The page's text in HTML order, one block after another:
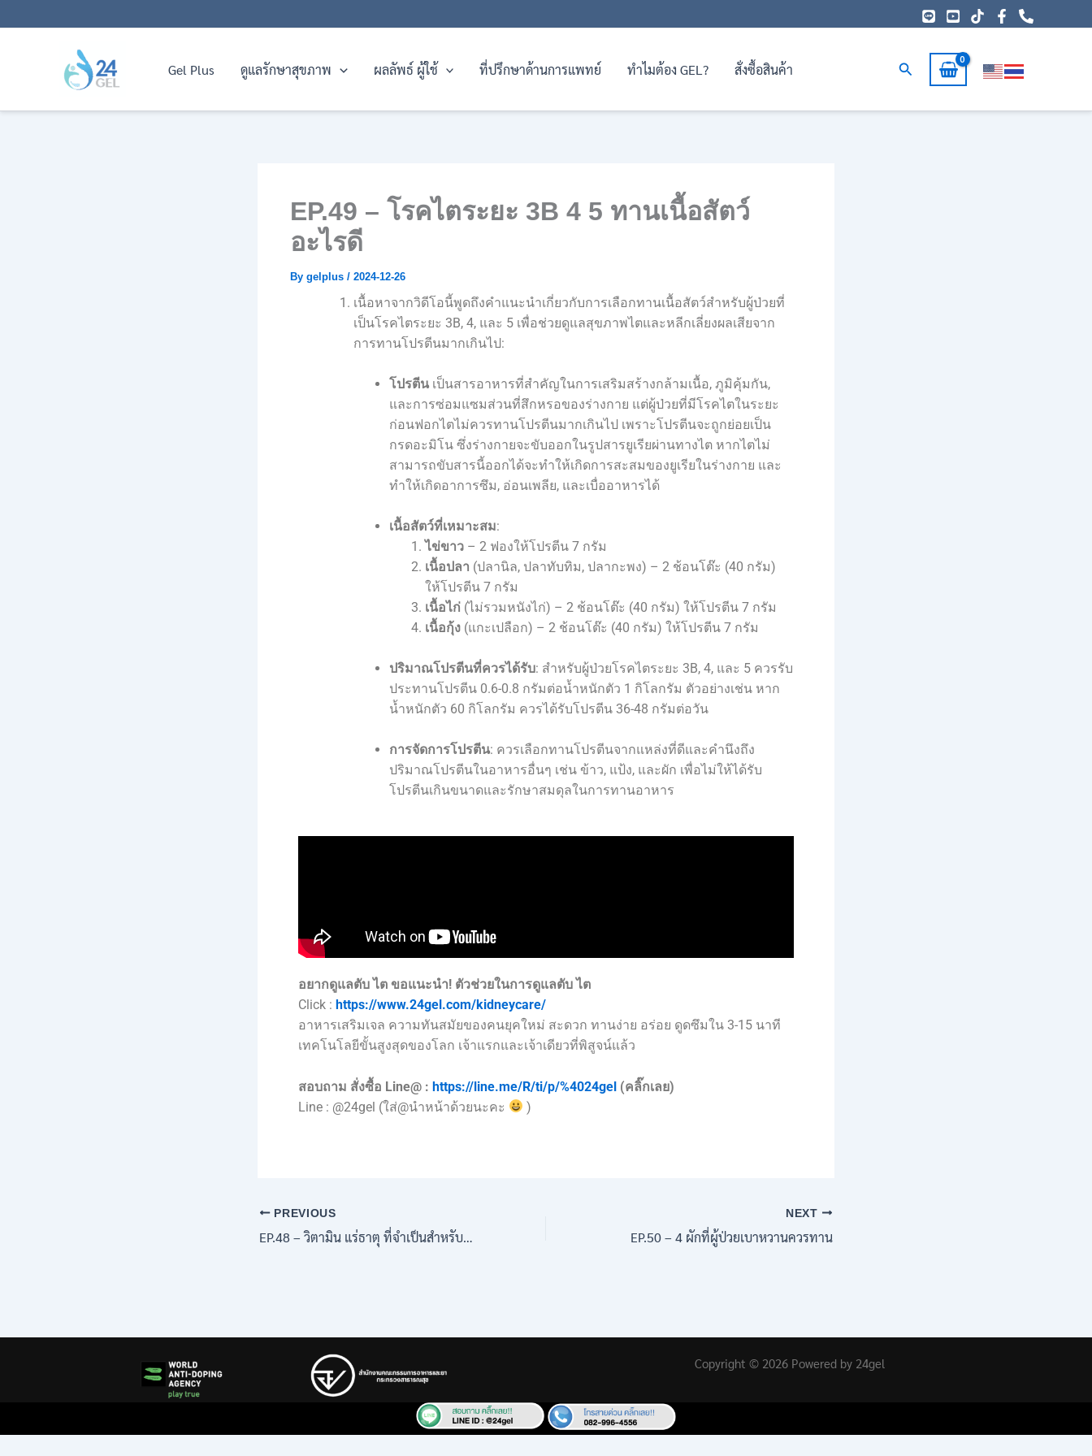
to
Gel Plus
ดูแลรักษาสุขภาพ ผลลัพธ์ ผู้ใช้ ที่ปรึกษาด้านการแพทย์ ทำไมต้อง GEL? สั่งซื้อสินค้า Search
EP.49 – โรคไตระยะ 3B 4 5 ทานเนื้อสัตว์
อะไรดี
By gelplus / 2024-12-26
เนื้อหาจากวิดีโอนี้พูดถึงคำแนะนำเกี่ยวกับการเลือกทานเนื้อสัตว์สำหรับผู้ป่วยที่
เป็นโรคไตระยะ 3B, 4, และ 5 เพื่อช่วยดูแลสุขภาพไตและหลีกเลี่ยงผลเสียจาก
การทานโปรตีนมากเกินไป:
โปรตีน เป็นสารอาหารที่สำคัญในการเสริมสร้างกล้ามเนื้อ, ภูมิคุ้มกัน,
และการซ่อมแซมส่วนที่สึกหรอของร่างกาย แต่ผู้ป่วยที่มีโรคไตในระยะ
ก่อนฟอกไตไม่ควรทานโปรตีนมากเกินไป เพราะโปรตีนจะถูกย่อยเป็น
กรดอะมิโน ซึ่งร่างกายจะขับออกในรูปสารยูเรียผ่านทางไต หากไตไม่
สามารถขับสารนี้ออกได้จะทำให้เกิดการสะสมของยูเรียในร่างกาย และ
ทำให้เกิดอาการซึม, อ่อนเพลีย, และเบื่ออาหารได้
เนื้อสัตว์ที่เหมาะสม:
ไข่ขาว – 2 ฟองให้โปรตีน 7 กรัม
เนื้อปลา (ปลานิล, ปลาทับทิม, ปลากะพง) – 2 ช้อนโต๊ะ (40 กรัม)
ให้โปรตีน 7 กรัม
เนื้อไก่ (ไม่รวมหนังไก่) – 2 ช้อนโต๊ะ (40 กรัม) ให้โปรตีน 7 กรัม
เนื้อกุ้ง (แกะเปลือก) – 2 ช้อนโต๊ะ (40 กรัม) ให้โปรตีน 7 กรัม
ปริมาณโปรตีนที่ควรได้รับ: สำหรับผู้ป่วยโรคไตระยะ 3B, 4, และ 5 ควรรับ
ประทานโปรตีน 0.6-0.8 กรัมต่อน้ำหนักตัว 1 กิโลกรัม ตัวอย่างเช่น หาก
น้ำหนักตัว 60 กิโลกรัม ควรได้รับโปรตีน 36-48 กรัมต่อวัน
การจัดการโปรตีน: ควรเลือกทานโปรตีนจากแหล่งที่ดีและคำนึงถึง
ปริมาณโปรตีนในอาหารอื่นๆ เช่น ข้าว, แป้ง, และผัก เพื่อไม่ให้ได้รับ
โปรตีนเกินขนาดและรักษาสมดุลในการทานอาหาร
อยากดูแลตับ ไต ขอแนะนำ! ตัวช่วยในการดูแลตับ ไต
Click : https://www.24gel.com/kidneycare/
อาหารเสริมเจล ความทันสมัยของคนยุคใหม่ สะดวก ทานง่าย อร่อย ดูดซึมใน 3-15 นาที
เทคโนโลยีขั้นสูงสุดของโลก เจ้าแรกและเจ้าเดียวที่พิสูจน์แล้ว
สอบถาม สั่งซื้อ Line@ : https://line.me/R/ti/p/%4024gel (คลิ๊กเลย)
Line : @24gel (ใส่@นำหน้าด้วยนะคะ
)
PREVIOUS
EP.48 – วิตามิน แร่ธาตุ ที่จำเป็นสำหรับฟื้นฟูกล้ามเนื้อหลังออกกำลังกาย
NEXT
EP.50 – 4 ผักที่ผู้ป่วยเบาหวานควรทาน
Copyright © 2026 Powered by 24gel